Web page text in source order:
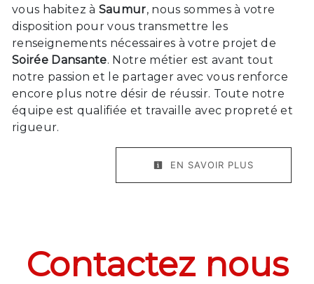
vous habitez à Saumur, nous sommes à votre
disposition pour vous transmettre les
renseignements nécessaires à votre projet de
Soirée Dansante. Notre métier est avant tout
notre passion et le partager avec vous renforce
encore plus notre désir de réussir. Toute notre
équipe est qualifiée et travaille avec propreté et
rigueur.
EN SAVOIR PLUS
Contactez nous